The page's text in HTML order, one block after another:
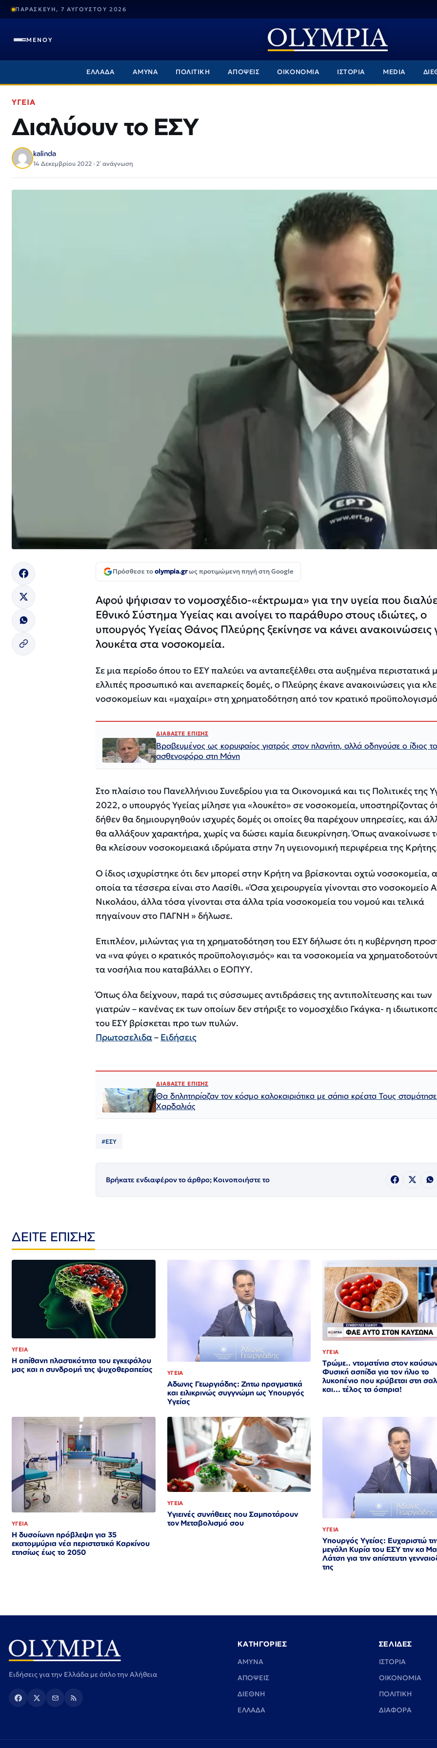
ΠΑΡΑΣΚΕΥΗ, 7 ΑΥΓΟΥΣΤΟΥ 2026
ΜΕΝΟΥ
ΕΛΛΑΔΑ ΑΜΥΝΑ ΠΟΛΙΤΙΚΗ ΑΠΟΨΕΙΣ ΟΙΚΟΝΟΜΙΑ ΙΣΤΟΡΙΑ MEDIA
ΥΓΕΙΑ
Διαλύουν το ΕΣΥ
kalinda
14 Δεκεμβρίου 2022 · 2΄ ανάγνωση
Πρόσθεσε τοolympia.grως προτιμώμενη πηγή στη Google
Αφού ψήφισαν το νομοσχέδιο-«έκτρωμα» για την υγεία που
Εθνικό Σύστημα Υγείας και ανοίγει το παράθυρο στους ιδιώτες, ο
υπουργός Υγείας Θάνος Πλεύρης ξεκίνησε να κάνει ανακοινώσεις
λουκέτα στα νοσοκομεία.
Σε μια περίοδο όπου το ΕΣΥ παλεύει να ανταπεξέλθει στα αυξημένα περιστατικά
ελλιπές προσωπικό και ανεπαρκείς δομές, ο Πλεύρης έκανε ανακοινώσεις για
νοσοκομείων και «μαχαίρι» στη χρηματοδότηση από τον κρατικό
ΔΙΑΒΑΣΤΕ ΕΠΙΣΗΣ
Βραβευμένος ως κορυφαίος γιατρός στον πλανήτη, αλλά οδηγούσε ο ίδιος το
ασθενοφόρο στη Μάνη
Στο πλαίσιο του Πανελλήνιου Συνεδρίου για τα Οικονομικά και τις Πολιτικές της
2022, ο υπουργός Υγείας μίλησε για «λουκέτο» σε νοσοκομεία, υποστηρίζοντας
δήθεν θα δημιουργηθούν ισχυρές δομές οι οποίες θα παρέχουν υπηρεσίες, και
θα αλλάξουν χαρακτήρα, χωρίς να δώσει καμία διευκρίνηση. Όπως ανακοίνωσε
θα κλείσουν νοσοκομειακά ιδρύματα στην 7η υγειονομική περιφέρεια της
Ο ίδιος ισχυρίστηκε ότι δεν μπορεί στην Κρήτη να βρίσκονται οχτώ νοσοκομεία,
οποία τα τέσσερα είναι στο Λασίθι. «Όσα χειρουργεία γίνονται στο νοσοκομείο
Νικολάου, άλλα τόσα γίνονται στα άλλα τρία νοσοκομεία του νομού και τελικά
πηγαίνουν στο ΠΑΓΝΗ » δήλωσε.
Επιπλέον, μιλώντας για τη χρηματοδότηση του ΕΣΥ δήλωσε ότι η κυβέρνηση
να «να φύγει ο κρατικός προϋπολογισμός» και τα νοσοκομεία να
τα νοσήλια που καταβάλλει ο ΕΟΠΥΥ.
Όπως όλα δείχνουν, παρά τις σύσσωμες αντιδράσεις της αντιπολίτευσης και των
γιατρών – κανένας εκ των οποίων δεν στήριξε το νομοσχέδιο Γκάγκα- η
του ΕΣΥ βρίσκεται προ των πυλών.
Πρωτοσελιδα– Ειδήσεις
ΔΙΑΒΑΣΤΕ ΕΠΙΣΗΣ
Θα δηλητηρίαζαν τον κόσμο καλοκαιριάτικα με σάπια κρέατα Τους
Χαρδαλιάς
#ΕΣΥ
Βρήκατε ενδιαφέρον το άρθρο; Κοινοποιήστε το
ΔΕΙΤΕ ΕΠΙΣΗΣ
ΥΓΕΙΑ
Η απίθανη πλαστικότητα του εγκεφάλου
μας και η συνδρομή της ψυχοθεραπείας
ΥΓΕΙΑ
Αδωνις Γεωργιάδης: Ζητω πραγματικά
και ειλικρινώς συγγνώμη ως Υπουργός
Υγείας
ΥΓΕΙΑ
Τρώμε.. ντοματίνια στον
Φυσική ασπίδα για τον ήλιο το
λυκοπένιο που κρύβεται στη
και... τέλος τα όσπρια!
ΥΓΕΙΑ
Η δυσοίωνη πρόβλεψη για 35
εκατομμύρια νέα περιστατικά Καρκίνου
ετησίως έως το 2050
ΥΓΕΙΑ
Υγιεινές συνήθειες που Σαμποτάρουν
τον Μεταβολισμό σου
ΥΓΕΙΑ
Υπουργός Υγείας: Ευχαριστώ
μεγάλη Κυρία του ΕΣΥ την κα
Λάτση για την απίστευτη
της
Ειδήσεις για την Ελλάδα με όπλο την Αλήθεια
ΚΑΤΗΓΟΡΙΕΣ
ΑΜΥΝΑ
ΑΠΟΨΕΙΣ
ΔΙΕΘΝΗ
ΕΛΛΑΔΑ
ΣΕΛΙΔΕΣ
ΙΣΤΟΡΙΑ
ΟΙΚΟΝΟΜΙΑ
ΠΟΛΙΤΙΚΗ
ΔΙΑΦΟΡΑ